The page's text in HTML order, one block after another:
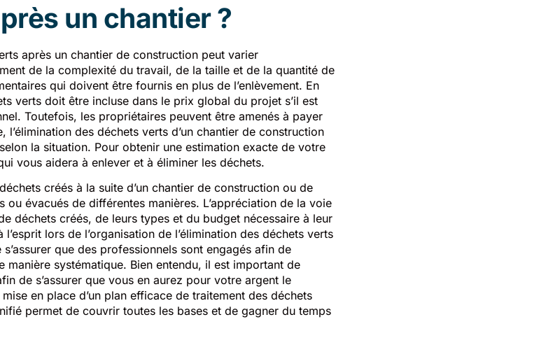
un chantier ?
après un chantier de construction peut varier
de la complexité du travail, de la taille et de la quantité de
qui doivent être fournis en plus de l’enlèvement. En
verts doit être incluse dans le prix global du projet s’il est
Toutefois, les propriétaires peuvent être amenés à payer
l’élimination des déchets verts d’un chantier de construction
la situation. Pour obtenir une estimation exacte de votre
vous aidera à enlever et à éliminer les déchets.
créés à la suite d’un chantier de construction ou de
évacués de différentes manières. L’appréciation de la voie
déchets créés, de leurs types et du budget nécessaire à leur
lors de l’organisation de l’élimination des déchets verts
que des professionnels sont engagés afin de
manière systématique. Bien entendu, il est important de
de s’assurer que vous en aurez pour votre argent le
en place d’un plan efficace de traitement des déchets
permet de couvrir toutes les bases et de gagner du temps